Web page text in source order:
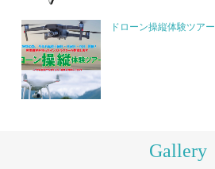
ドローン操縦体験ツアー
Gallery